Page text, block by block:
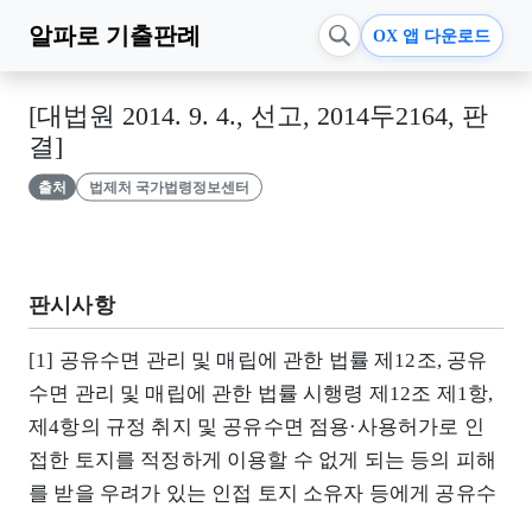
알파로 기출판례 OX 앱 다운로드
[대법원 2014. 9. 4., 선고, 2014두2164, 판
결]
출처 법제처 국가법령정보센터
판시사항
[1] 공유수면 관리 및 매립에 관한 법률 제12조, 공유
수면 관리 및 매립에 관한 법률 시행령 제12조 제1항,
제4항의 규정 취지 및 공유수면 점용·사용허가로 인
접한 토지를 적정하게 이용할 수 없게 되는 등의 피해
를 받을 우려가 있는 인접 토지 소유자 등에게 공유수